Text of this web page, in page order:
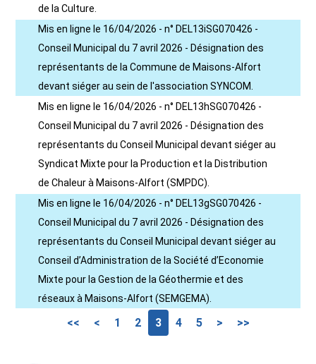
de la Culture.
Mis en ligne le 16/04/2026 - n° DEL13iSG070426 -
Conseil Municipal du 7 avril 2026 - Désignation des
représentants de la Commune de Maisons-Alfort
devant siéger au sein de l'association SYNCOM.
Mis en ligne le 16/04/2026 - n° DEL13hSG070426 -
Conseil Municipal du 7 avril 2026 - Désignation des
représentants du Conseil Municipal devant siéger au
Syndicat Mixte pour la Production et la Distribution
de Chaleur à Maisons-Alfort (SMPDC).
Mis en ligne le 16/04/2026 - n° DEL13gSG070426 -
Conseil Municipal du 7 avril 2026 - Désignation des
représentants du Conseil Municipal devant siéger au
Conseil d’Administration de la Société d’Economie
Mixte pour la Gestion de la Géothermie et des
réseaux à Maisons-Alfort (SEMGEMA).
<< < 1 2 3 4 5 > >>